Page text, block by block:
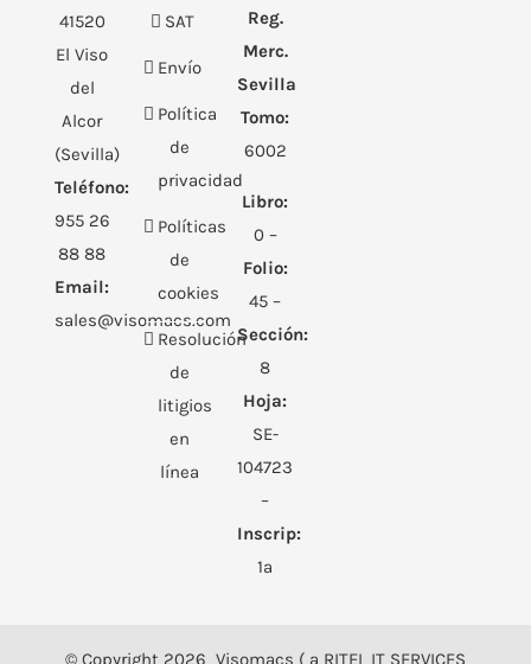
41520
El Viso
del
Alcor
(Sevilla)
Teléfono:
955 26
88 88
Email:
sales@visomacs.com
SAT
Envío
Política
de
privacidad
Políticas
de
cookies
Resolución
de
litigios
en
línea
Reg.
Merc.
Sevilla
Tomo:
6002
Libro:
0 –
Folio:
45 –
Sección:
8
Hoja:
SE-
104723
–
Inscrip:
1ª
© Copyright 2026 Visomacs ( a RITEL IT SERVICES